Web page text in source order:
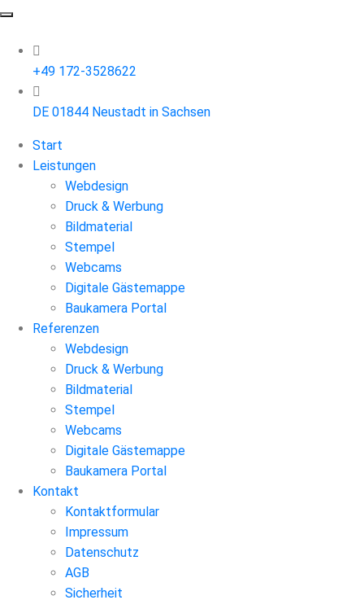
+49 172-3528622
DE 01844 Neustadt in Sachsen
Start
Leistungen
Webdesign
Druck & Werbung
Bildmaterial
Stempel
Webcams
Digitale Gästemappe
Baukamera Portal
Referenzen
Webdesign
Druck & Werbung
Bildmaterial
Stempel
Webcams
Digitale Gästemappe
Baukamera Portal
Kontakt
Kontaktformular
Impressum
Datenschutz
AGB
Sicherheit